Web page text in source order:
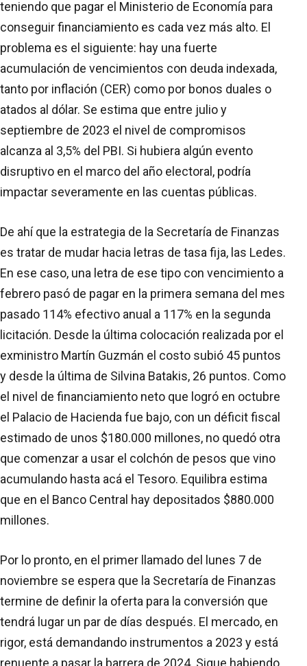
teniendo que pagar el Ministerio de Economía para
conseguir financiamiento es cada vez más alto. El
problema es el siguiente: hay una fuerte
acumulación de vencimientos con deuda indexada,
tanto por inflación (CER) como por bonos duales o
atados al dólar. Se estima que entre julio y
septiembre de 2023 el nivel de compromisos
alcanza al 3,5% del PBI. Si hubiera algún evento
disruptivo en el marco del año electoral, podría
impactar severamente en las cuentas públicas.
De ahí que la estrategia de la Secretaría de Finanzas
es tratar de mudar hacia letras de tasa fija, las Ledes.
En ese caso, una letra de ese tipo con vencimiento a
febrero pasó de pagar en la primera semana del mes
pasado 114% efectivo anual a 117% en la segunda
licitación. Desde la última colocación realizada por el
exministro Martín Guzmán el costo subió 45 puntos
y desde la última de Silvina Batakis, 26 puntos. Como
el nivel de financiamiento neto que logró en octubre
el Palacio de Hacienda fue bajo, con un déficit fiscal
estimado de unos $180.000 millones, no quedó otra
que comenzar a usar el colchón de pesos que vino
acumulando hasta acá el Tesoro. Equilibra estima
que en el Banco Central hay depositados $880.000
millones.
Por lo pronto, en el primer llamado del lunes 7 de
noviembre se espera que la Secretaría de Finanzas
termine de definir la oferta para la conversión que
tendrá lugar un par de días después. El mercado, en
rigor, está demandando instrumentos a 2023 y está
renuente a pasar la barrera de 2024. Sigue habiendo